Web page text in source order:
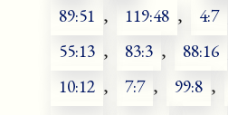
89:51 , 119:48 , 4:7
55:13 , 83:3 , 88:16
10:12 , 7:7 , 99:8 ,